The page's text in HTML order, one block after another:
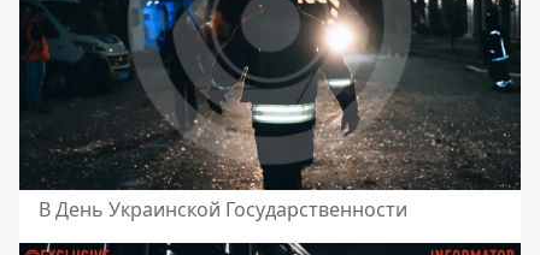
В День Украинской Государственности